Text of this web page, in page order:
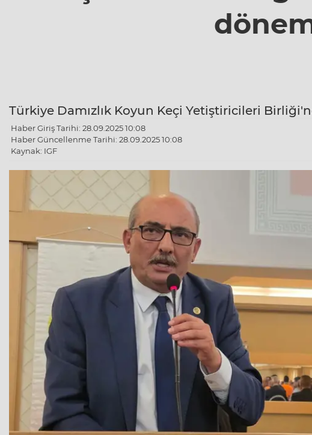
Türkiye Damızlık Koyun Keçi Yetiştiricileri
Haber Giriş Tarihi: 28.09.2025 10:08
Haber Güncellenme Tarihi: 28.09.2025 10:08
Kaynak: IGF